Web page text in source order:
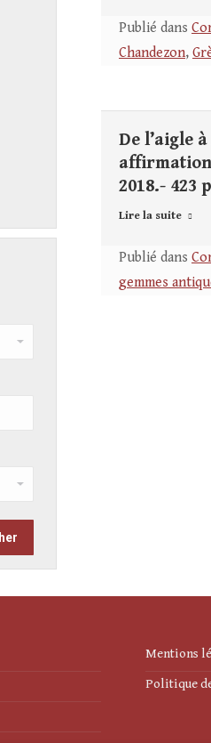
Publié dans
Chandezon,
De l’aigle
affirmation
2018.- 423
Lire la suite
Publié dans
gemmes
Mentions
Politique